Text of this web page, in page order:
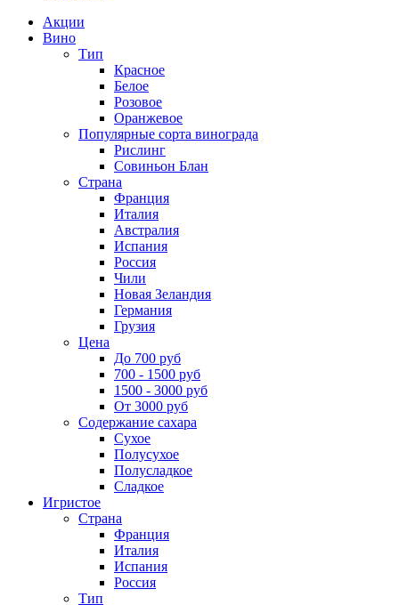
Акции
Вино
Тип
Красное
Белое
Розовое
Оранжевое
Популярные сорта винограда
Рислинг
Совиньон Блан
Страна
Франция
Италия
Австралия
Испания
Россия
Чили
Новая Зеландия
Германия
Грузия
Цена
До 700 руб
700 - 1500 руб
1500 - 3000 руб
От 3000 руб
Содержание сахара
Сухое
Полусухое
Полусладкое
Сладкое
Игристое
Страна
Франция
Италия
Испания
Россия
Тип